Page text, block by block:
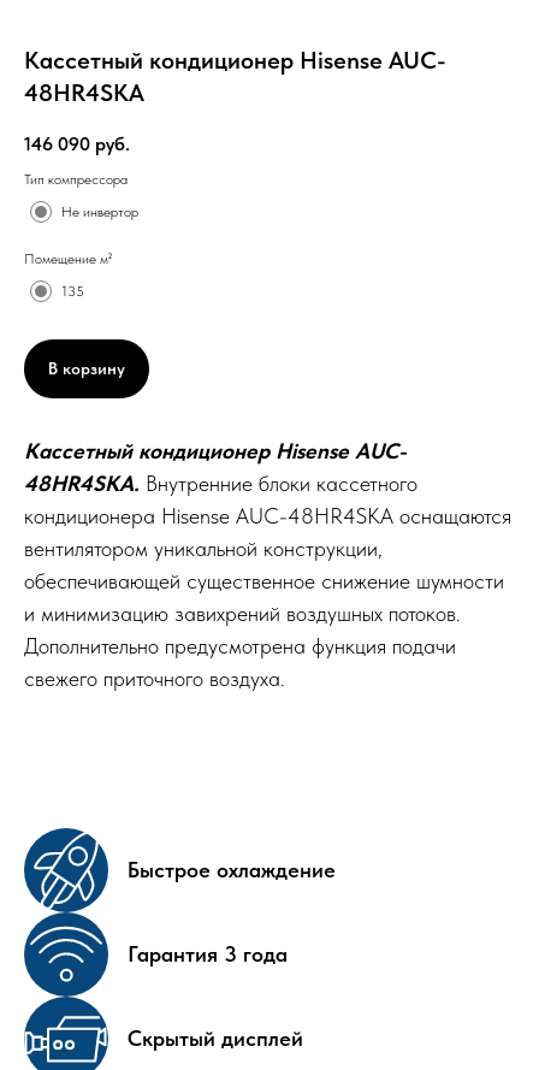
Кассетный кондиционер Hisense AUC-
48HR4SKA
146 090 руб.
Тип компрессора
Не инвертор
Помещение м²
135
В корзину
Кассетный кондиционер Hisense AUC-
48HR4SKA. Внутренние блоки кассетного
кондиционера Hisense AUC-48HR4SKA оснащаются
вентилятором уникальной конструкции,
обеспечивающей существенное снижение шумности
и минимизацию завихрений воздушных потоков.
Дополнительно предусмотрена функция подачи
свежего приточного воздуха.
Быстрое охлаждение
Гарантия 3 года
Скрытый дисплей